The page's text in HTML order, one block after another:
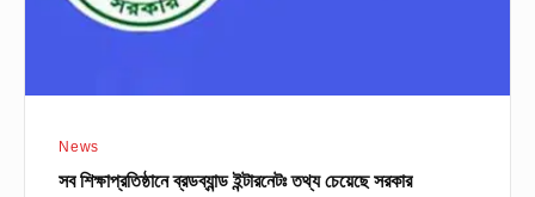
News
সব শিক্ষাপ্রতিষ্ঠানে ব্রডব্যান্ড ইন্টারনেটঃ তথ্য চেয়েছে সরকার